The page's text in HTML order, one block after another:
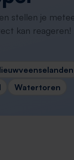
en stellen je
kan reageren!
Watertoren